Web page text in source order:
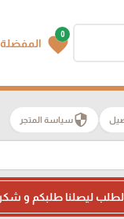
0
favorite المفضلة
securityسياسة المتجر
ليصلنا طلبكم و شكرا